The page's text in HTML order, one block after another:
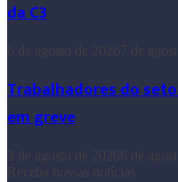
da C3
Trabalhadores do
em greve